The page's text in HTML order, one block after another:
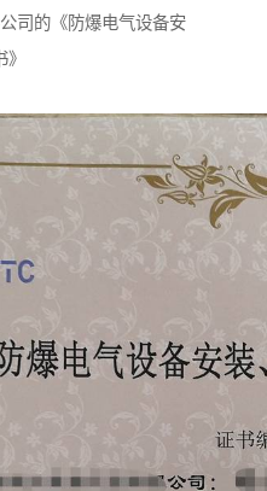
司的《防爆电气设备安